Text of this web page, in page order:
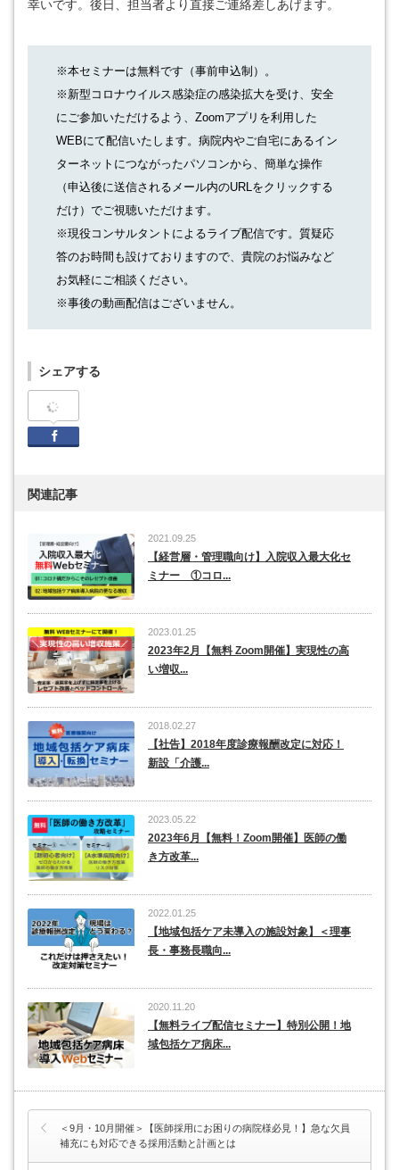
幸いです。後日、担当者より直接ご連絡差しあげます。
※本セミナーは無料です（事前申込制）。
※新型コロナウイルス感染症の感染拡大を受け、安全
にご参加いただけるよう、Zoomアプリを利用した
WEBにて配信いたします。病院内やご自宅にあるイン
ターネットにつながったパソコンから、簡単な操作
（申込後に送信されるメール内のURLをクリックする
だけ）でご視聴いただけます。
※現役コンサルタントによるライブ配信です。質疑応
答のお時間も設けておりますので、貴院のお悩みなど
お気軽にご相談ください。
※事後の動画配信はございません。
シェアする
関連記事
2021.09.25
【経営層・管理職向け】入院収入最大化セ
ミナー ①コロ...
2023.01.25
2023年2月【無料 Zoom開催】実現性の高
い増収...
2018.02.27
【社告】2018年度診療報酬改定に対応！
新設「介護...
2023.05.22
2023年6月【無料！Zoom開催】医師の働
き方改革...
2022.01.25
【地域包括ケア未導入の施設対象】＜理事
長・事務長職向...
2020.11.20
【無料ライブ配信セミナー】特別公開！地
域包括ケア病床...
＜9月・10月開催＞【医師採用にお困りの病院様必見！】急な欠員
補充にも対応できる採用活動と計画とは